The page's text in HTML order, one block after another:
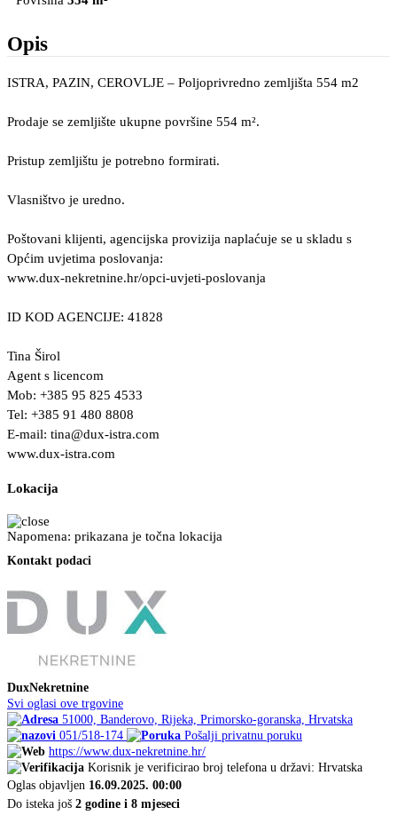
Opis
ISTRA, PAZIN, CEROVLJE – Poljoprivredno zemljišta 554 m2
Prodaje se zemljište ukupne površine 554 m².
Pristup zemljištu je potrebno formirati.
Vlasništvo je uredno.
Poštovani klijenti, agencijska provizija naplaćuje se u skladu s
Općim uvjetima poslovanja:
www.dux-nekretnine.hr/opci-uvjeti-poslovanja
ID KOD AGENCIJE: 41828
Tina Širol
Agent s licencom
Mob: +385 95 825 4533
Tel: +385 91 480 8808
E-mail: tina@dux-istra.com
www.dux-istra.com
Lokacija
Napomena: prikazana je točna lokacija
Kontakt podaci
DuxNekretnine
Svi oglasi ove trgovine
51000, Banderovo, Rijeka, Primorsko-goranska, Hrvatska
051/518-174
Pošalji privatnu poruku
https://www.dux-nekretnine.hr/
Korisnik je verificirao broj telefona u državi: Hrvatska
Oglas objavljen 16.09.2025. 00:00
Do isteka još 2 godine i 8 mjeseci